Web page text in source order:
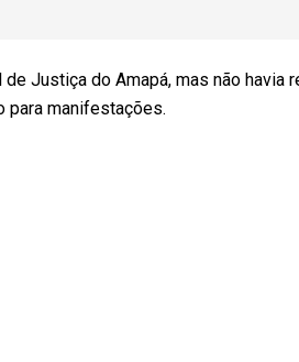
Justiça do Amapá, mas não havia
para manifestações.